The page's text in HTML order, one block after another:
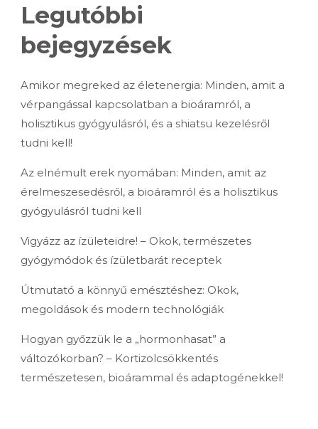
Legutóbbi
bejegyzések
Amikor megreked az életenergia: Minden, amit a
vérpangással kapcsolatban a bioáramról, a
holisztikus gyógyulásról, és a shiatsu kezelésről
tudni kell!
Az elnémult erek nyomában: Minden, amit az
érelmeszesedésről, a bioáramról és a holisztikus
gyógyulásról tudni kell
Vigyázz az ízületeidre! – Okok, természetes
gyógymódok és ízületbarát receptek
Útmutató a könnyű emésztéshez: Okok,
megoldások és modern technológiák
Hogyan győzzük le a „hormonhasat” a
változókorban? – Kortizolcsökkentés
természetesen, bioárammal és adaptogénekkel!